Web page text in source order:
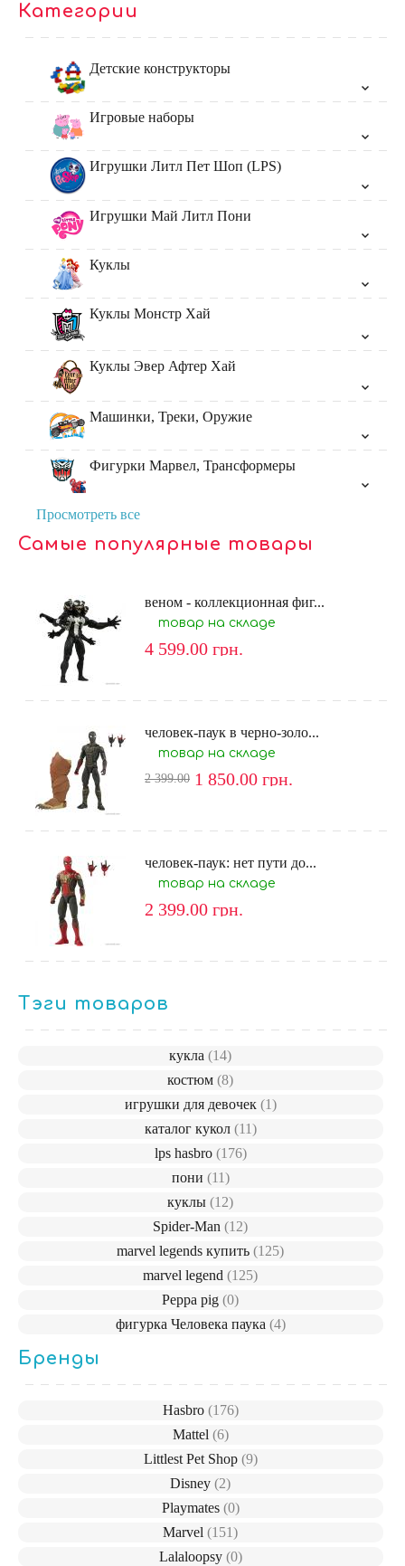
Категории
Детские конструкторы
Игровые наборы
Игрушки Литл Пет Шоп (LPS)
Игрушки Май Литл Пони
Куклы
Куклы Монстр Хай
Куклы Эвер Афтер Хай
Машинки, Треки, Оружие
Фигурки Марвел, Трансформеры
Просмотреть все
Самые популярные товары
веном - коллекционная фиг...
товар на складе
4 599.00 грн.
человек-паук в черно-золо...
товар на складе
2 399.00 1 850.00 грн.
человек-паук: нет пути до...
товар на складе
2 399.00 грн.
Тэги товаров
кукла(14)
костюм(8)
игрушки для девочек (1)
каталог кукол (11)
lps hasbro (176)
пони (11)
куклы(12)
Spider-Man(12)
marvel legends купить(125)
marvel legend(125)
Peppa pig(0)
фигурка Человека паука (4)
Бренды
Hasbro (176)
Mattel (6)
Littlest Pet Shop (9)
Disney(2)
Playmates (0)
Marvel(151)
Lalaloopsy (0)